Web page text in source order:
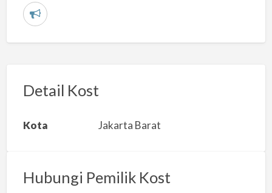
L
r
a
s
Detail Kost
Kota Jakarta Barat
Hubungi Pemilik Kost